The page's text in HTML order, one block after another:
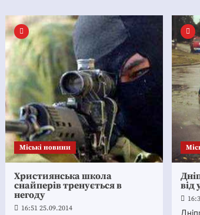
Mіські новини
Християнська школа
снайперів тренується в
негоду
16:51 25.09.2014
від